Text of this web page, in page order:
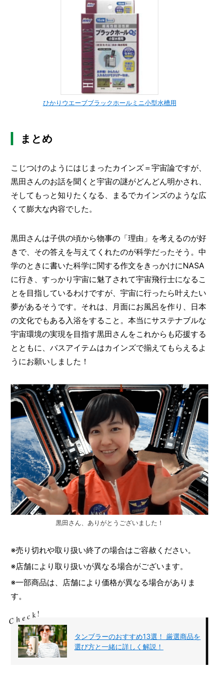
ひかりウエーブブラックホールミニ小型水槽用
まとめ
こじつけのようにはじまったカインズ＝宇宙論ですが、
黒田さんのお話を聞くと宇宙の謎がどんどん明かされ、
そしてもっと知りたくなる、まるでカインズのような広
くて膨大な内容でした。
黒田さんは子供の頃から物事の「理由」を考えるのが好
きで、その答えを与えてくれたのが科学だったそう。中
学のときに書いた科学に関する作文をきっかけにNASA
に行き、すっかり宇宙に魅了されて宇宙飛行士になるこ
とを目指しているわけですが、宇宙に行ったら叶えたい
夢があるそうです。それは、月面にお風呂を作り、日本
の文化でもある入浴をすること。本当にサステナブルな
宇宙環境の実現を目指す黒田さんをこれからも応援する
とともに、バスアイテムはカインズで揃えてもらえるよ
うにお願いしました！
黒田さん、ありがとうございました！
※売り切れや取り扱い終了の場合はご容赦ください。
※店舗により取り扱いが異なる場合がございます。
※一部商品は、店舗により価格が異なる場合がありま
す。
タンブラーのおすすめ13選！ 厳選商品を
選び方と一緒に詳しく解説！